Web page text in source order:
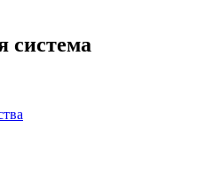
система